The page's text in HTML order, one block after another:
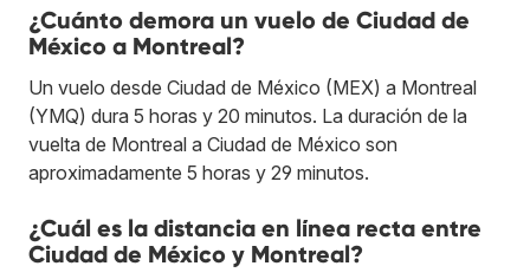
¿Cuánto demora un vuelo de Ciudad de
México a Montreal?
Un vuelo desde Ciudad de México (MEX) a Montreal
(YMQ) dura 5 horas y 20 minutos. La duración de la
vuelta de Montreal a Ciudad de México son
aproximadamente 5 horas y 29 minutos.
¿Cuál es la distancia en línea recta entre
Ciudad de México y Montreal?